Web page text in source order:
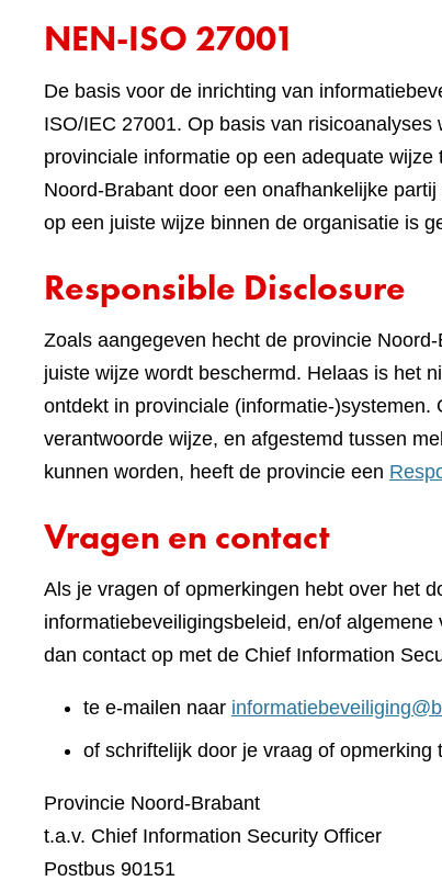
NEN-ISO 27001
De basis voor de inrichting van
ISO/IEC 27001. Op basis van
provinciale informatie op een adequate
Noord-Brabant door een onafhankelijke
op een juiste wijze binnen de organisatie is
Responsible Disclosure
Zoals aangegeven hecht de provincie
juiste wijze wordt beschermd. Helaas is het
ontdekt in provinciale (informatie-
verantwoorde wijze, en afgestemd tussen
kunnen worden, heeft de provincie een
Vragen en contact
Als je vragen of opmerkingen hebt over het
informatiebeveiligingsbeleid, en/of
dan contact op met de Chief Information
te e-mailen naar
of schriftelijk door je vraag of opmerking
Provincie Noord-Brabant
t.a.v. Chief Information Security Officer
Postbus 90151